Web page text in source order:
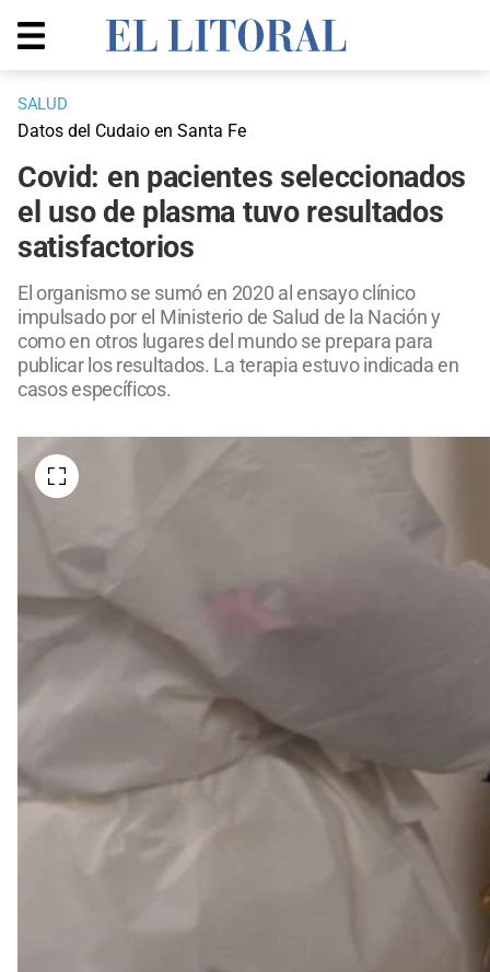
SALUD
Datos del Cudaio en Santa Fe
Covid: en pacientes seleccionados
el uso de plasma tuvo resultados
satisfactorios
El organismo se sumó en 2020 al ensayo clínico
impulsado por el Ministerio de Salud de la Nación y
como en otros lugares del mundo se prepara para
publicar los resultados. La terapia estuvo indicada en
casos específicos.